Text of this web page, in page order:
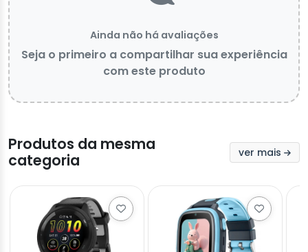
Ainda não há avaliações
Seja o primeiro a compartilhar sua experiência
com este produto
Produtos da mesma
categoria
ver mais